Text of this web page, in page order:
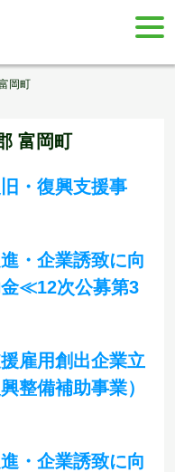
岡町
富岡町
・復興支援事
・企業誘致に向
≪12次公募第3
雇用創出企業立
整備補助事業）
・企業誘致に向